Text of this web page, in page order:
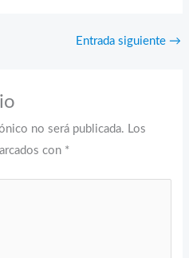
Entrada siguiente →
no será publicada. Los
con *